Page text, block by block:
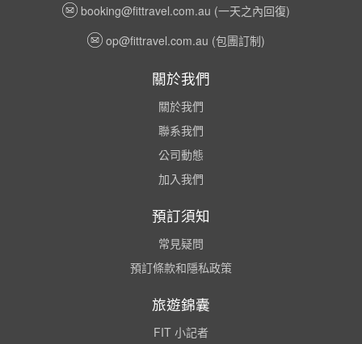
booking@fittravel.com.au (一天之內回復)
op@fittravel.com.au (包團訂制)
關於我們
關於我們
聯系我們
公司動態
加入我們
預訂須知
常見疑問
預訂條款和隱私政策
旅遊錦囊
FIT 小記者